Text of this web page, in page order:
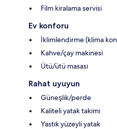
Film kiralama servisi
Ev konforu
İklimlendirme (klima
Kahve/çay makinesi
Ütü/ütü masası
Rahat uyuyun
Güneşlik/perde
Kaliteli yatak takımı
Yastık yüzeyli yatak